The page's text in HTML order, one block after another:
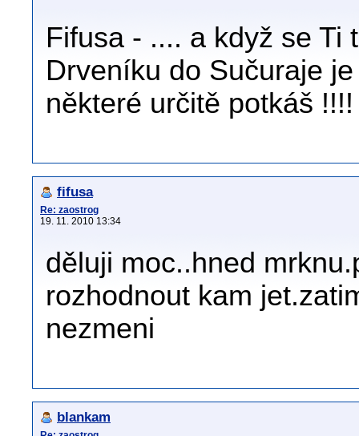
Fifusa - .... a když se Ti
Drveníku do Sučuraje
některé určitě potkáš !!!!
fifusa
Re: zaostrog
19. 11. 2010 13:34
děluji moc..hned
rozhodnout kam
nezmeni
blankam